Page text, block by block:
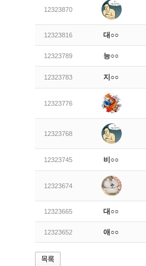
12323870
12323816 대○○
12323789 능○○
12323783 지○○
12323776
12323768
12323745 비○○
12323674
12323665 대○○
12323652 애○○